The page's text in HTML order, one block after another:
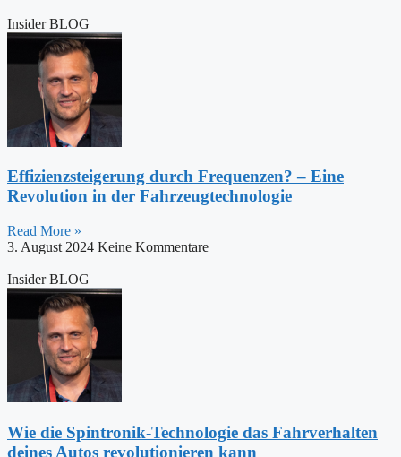
Insider BLOG
Effizienzsteigerung durch Frequenzen? – Eine
Revolution in der Fahrzeugtechnologie
Read More »
3. August 2024 Keine Kommentare
Insider BLOG
Wie die Spintronik-Technologie das Fahrverhalten
deines Autos revolutionieren kann